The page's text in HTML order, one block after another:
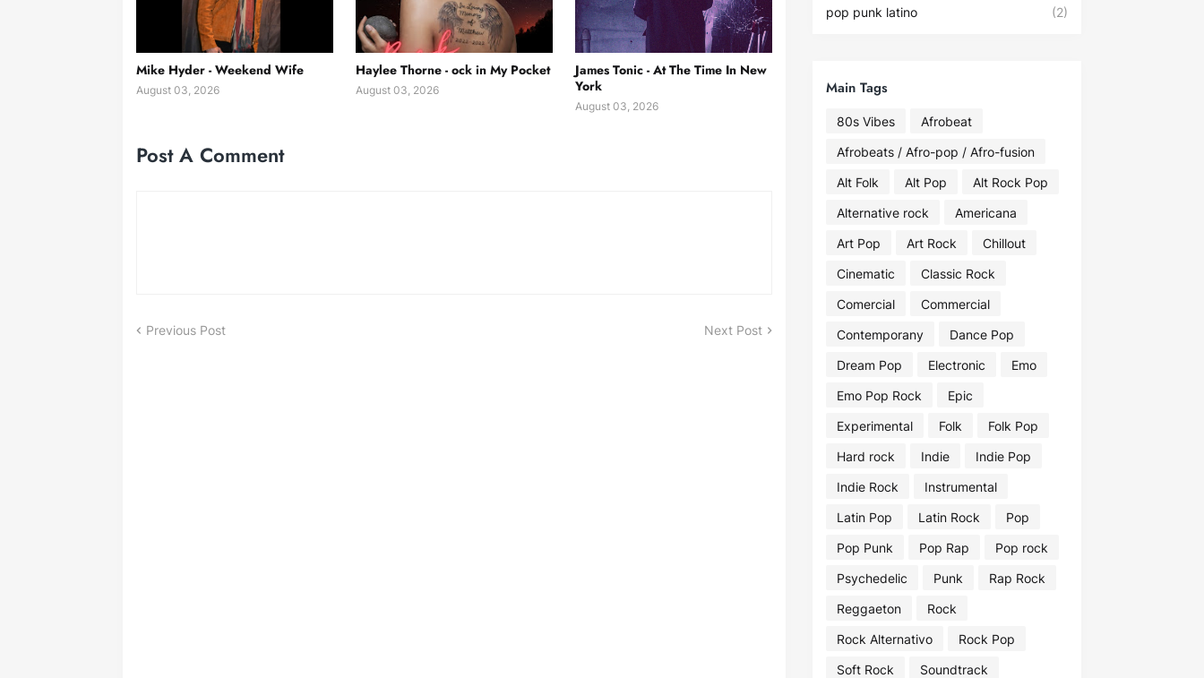
Mike Hyder - Weekend Wife
August 03, 2026
Haylee Thorne - ock in My Pocket
August 03, 2026
James Tonic - At The Time In New
York
August 03, 2026
Post A Comment
Previous Post Next Post
pop punk latino (2)
Main Tags
80s Vibes
Afrobeat
Afrobeats / Afro-pop / Afro-fusion
Alt Folk
Alt Pop
Alt Rock Pop
Alternative rock
Americana
Art Pop
Art Rock
Chillout
Cinematic
Classic Rock
Comercial
Commercial
Contemporany
Dance Pop
Dream Pop
Electronic
Emo
Emo Pop Rock
Epic
Experimental
Folk
Folk Pop
Hard rock
Indie
Indie Pop
Indie Rock
Instrumental
Latin Pop
Latin Rock
Pop
Pop Punk
Pop Rap
Pop rock
Psychedelic
Punk
Rap Rock
Reggaeton
Rock
Rock Alternativo
Rock Pop
Soft Rock
Soundtrack